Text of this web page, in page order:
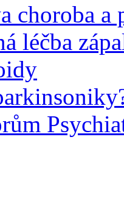
choroba a
léčba